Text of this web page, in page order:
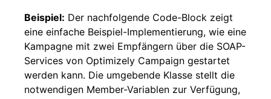
Beispiel: Der nachfolgende Code-Block zeigt
eine einfache Beispiel-Implementierung, wie eine
Kampagne mit zwei Empfängern über die SOAP-
Services von Optimizely Campaign gestartet
werden kann. Die umgebende Klasse stellt die
notwendigen Member-Variablen zur Verfügung,